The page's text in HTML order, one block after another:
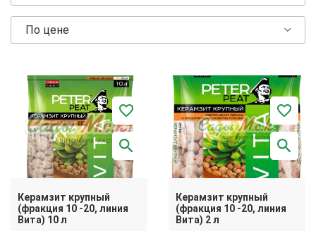
По цене
Керамзит крупный
(фракция 10 -20, линия
Вита) 10 л
Керамзит крупный
(фракция 10 -20, линия
Вита) 2 л